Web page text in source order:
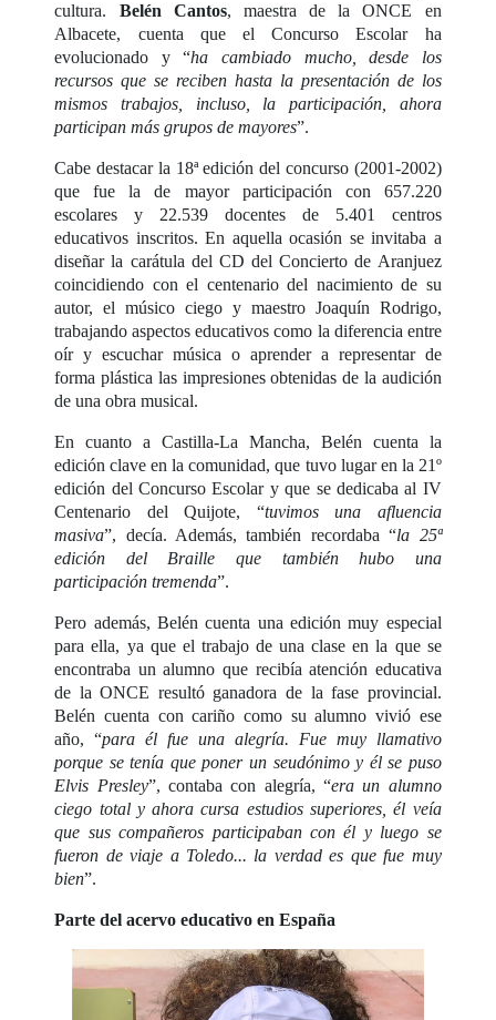
cultura. Belén Cantos, maestra de la ONCE en
Albacete, cuenta que el Concurso Escolar ha
evolucionado y “ha cambiado mucho, desde los
recursos que se reciben hasta la presentación de los
mismos trabajos, incluso, la participación, ahora
participan más grupos de mayores”.
Cabe destacar la 18ª edición del concurso (2001-2002)
que fue la de mayor participación con 657.220
escolares y 22.539 docentes de 5.401 centros
educativos inscritos. En aquella ocasión se invitaba a
diseñar la carátula del CD del Concierto de Aranjuez
coincidiendo con el centenario del nacimiento de su
autor, el músico ciego y maestro Joaquín Rodrigo,
trabajando aspectos educativos como la diferencia entre
oír y escuchar música o aprender a representar de
forma plástica las impresiones obtenidas de la audición
de una obra musical.
En cuanto a Castilla-La Mancha, Belén cuenta la
edición clave en la comunidad, que tuvo lugar en la 21º
edición del Concurso Escolar y que se dedicaba al IV
Centenario del Quijote, “tuvimos una afluencia
masiva”, decía. Además, también recordaba “la 25ª
edición del Braille que también hubo una
participación tremenda”.
Pero además, Belén cuenta una edición muy especial
para ella, ya que el trabajo de una clase en la que se
encontraba un alumno que recibía atención educativa
de la ONCE resultó ganadora de la fase provincial.
Belén cuenta con cariño como su alumno vivió ese
año, “para él fue una alegría. Fue muy llamativo
porque se tenía que poner un seudónimo y él se puso
Elvis Presley”, contaba con alegría, “era un alumno
ciego total y ahora cursa estudios superiores, él veía
que sus compañeros participaban con él y luego se
fueron de viaje a Toledo... la verdad es que fue muy
bien”.
Parte del acervo educativo en España